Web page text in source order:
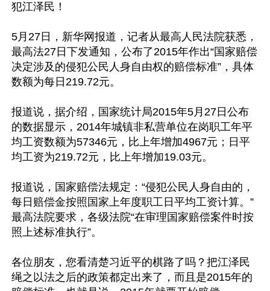
犯江泽民！
5月27日，新华网报道，记者从最高人民法院获悉，
最高法27日下发通知，公布了2015年作出“国家赔偿
决定涉及的侵犯公民人身自由权的赔偿标准”，具体
数额为每日219.72元。
报道说，据介绍，国家统计局2015年5月27日公布
的数据显示，2014年城镇非私营单位在岗职工年平
均工资数额为57346元，比上年增加4967元；日平
均工资为219.72元，比上年增加19.03元。
报道说，国家赔偿法规定：“侵犯公民人身自由的，
每日赔偿金按照国家上年度职工日平均工资计算。”
最高法院要求，各级法院“在审理国家赔偿案件时按
照上述标准执行”。
各位朋友，您看清楚习近平的棋路了吗？把江泽民
绳之以法之后的政策都定出来了，而且是2015年的